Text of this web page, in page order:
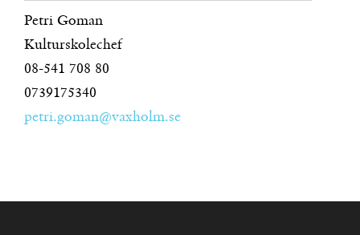
Petri Goman
Kulturskolechef
08-541 708 80
0739175340
petri.goman@vaxholm.se